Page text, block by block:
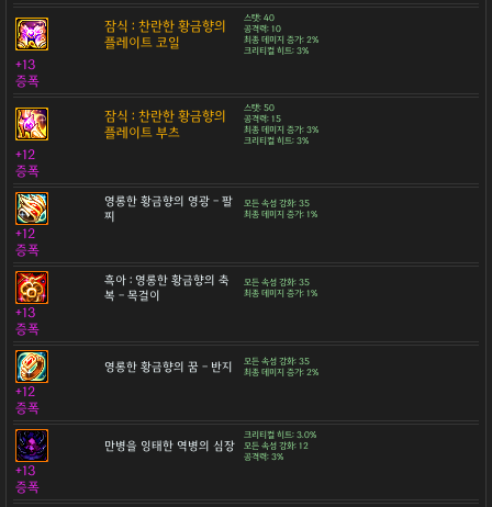
잠식 : 찬란한 황금향의
플레이트 코일
스탯: 40
공격력: 10
최종 데미지 증가: 2%
크리티컬 히트: 3%
+13
증폭
잠식 : 찬란한 황금향의
플레이트 부츠
스탯: 50
공격력: 15
최종 데미지 증가: 3%
크리티컬 히트: 3%
+12
증폭
영롱한 황금향의 영광 - 팔
찌
모든 속성 강화: 35
최종 데미지 증가: 1%
+12
증폭
흑아 : 영롱한 황금향의 축
복 - 목걸이
모든 속성 강화: 35
최종 데미지 증가: 1%
+13
증폭
영롱한 황금향의 꿈 - 반지
모든 속성 강화: 35
최종 데미지 증가: 2%
+12
증폭
만병을 잉태한 역병의 심장
크리티컬 히트: 3.0%
모든 속성 강화: 12
공격력: 3%
+13
증폭